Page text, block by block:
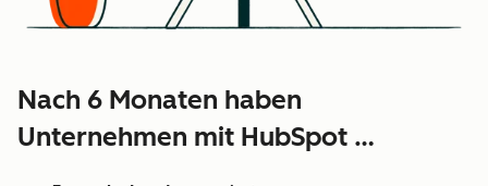
Nach 6 Monaten haben
Unternehmen mit HubSpot …